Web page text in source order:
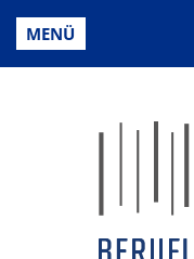
MENÜ